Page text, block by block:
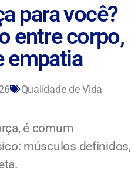
para você?
entre corpo,
empatia
Qualidade de Vida
é comum
músculos definidos,